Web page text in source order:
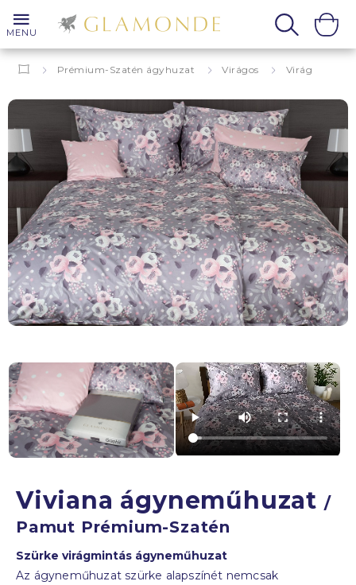
MENU
Prémium-Szatén ágyhuzat Virágos Virág
Viviana
Viviana ágyneműhuzat/
Pamut Prémium-Szatén
Szürke virágmintás ágyneműhuzat
Az ágyneműhuzat szürke alapszínét nemcsak